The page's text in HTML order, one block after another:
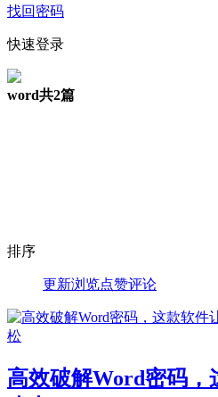
找回密码
快速登录
word共2篇
排序
更新浏览点赞评论
高效破解Word密码，